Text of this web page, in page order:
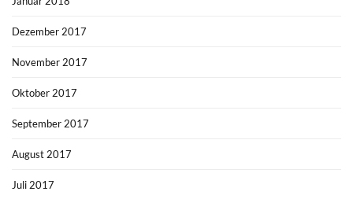
Dezember 2017
November 2017
Oktober 2017
September 2017
August 2017
Juli 2017